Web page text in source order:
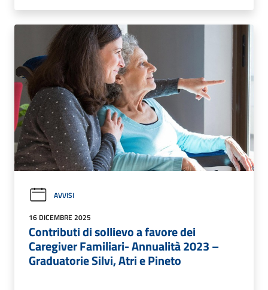
AVVISI
16 DICEMBRE 2025
Contributi di sollievo a favore dei
Caregiver Familiari- Annualità 2023 –
Graduatorie Silvi, Atri e Pineto